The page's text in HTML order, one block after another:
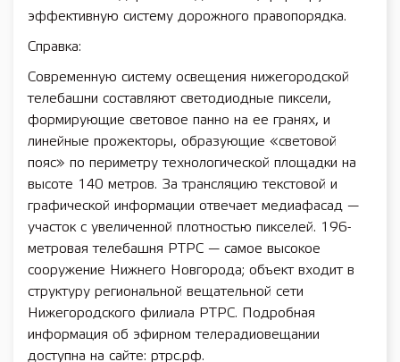
эффективную систему дорожного правопорядка.
Справка:
Современную систему освещения нижегородской
телебашни составляют светодиодные пиксели,
формирующие световое панно на ее гранях, и
линейные прожекторы, образующие «световой
пояс» по периметру технологической площадки на
высоте 140 метров. За трансляцию текстовой и
графической информации отвечает медиафасад —
участок с увеличенной плотностью пикселей. 196-
метровая телебашня РТРС — самое высокое
сооружение Нижнего Новгорода; объект входит в
структуру региональной вещательной сети
Нижегородского филиала РТРС. Подробная
информация об эфирном телерадиовещании
доступна на сайте: ртрс.рф.